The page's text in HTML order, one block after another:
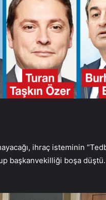
ihraç isteminin
başkanvekilliği boşa düştü.